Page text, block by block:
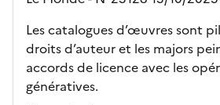
Les catalogues d’œuvres sont
droits d’auteur et les majors
accords de licence avec les
génératives.